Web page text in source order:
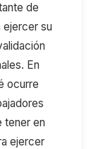
de
su
En
ocurre
tener en
ejercer